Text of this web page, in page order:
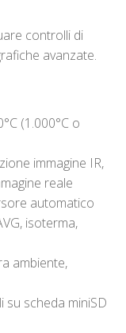
controlli di
avanzate.
(1.000°C o
immagine IR,
reale
automatico
isoterma,
ambiente,
su scheda miniSD